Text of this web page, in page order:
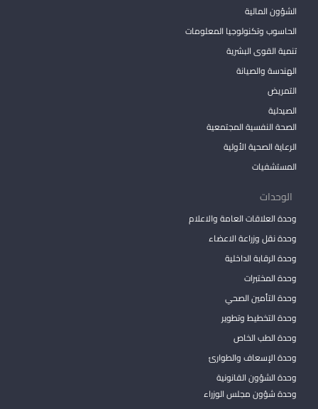
الشؤون المالية
الحاسوب وتكنولوجيا المعلومات
تنمية القوى البشرية
الهندسة والصيانة
التمريض
الصيدلية
الصحة النفسية المجتمعية
الرعاية الصحية الأولية
المستشفيات
الوحدات
وحدة العلاقات العامة والاعلام
وحدة نقل وزراعة الاعضاء
وحدة الرقابة الداخلية
وحدة المختبرات
وحدة التأمين الصحي
وحدة التخطيط وتطوير
وحدة الطب الخاص
وحدة الإسعاف والطوارئ
وحدة الشؤون القانونية
وحدة شؤون مجلس الوزراء